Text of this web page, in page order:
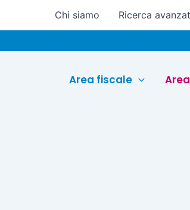
Chi siamo Ricerca
Area fiscale